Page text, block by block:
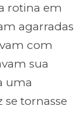
rotina em
agarradas
com
sua
uma
se tornasse